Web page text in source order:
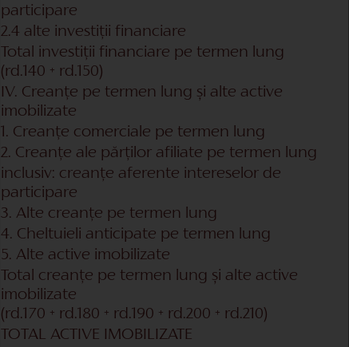
participare
2.4 alte investiții financiare
Total investiții financiare pe termen lung
(rd.140 + rd.150)
IV. Creanțe pe termen lung și alte active
imobilizate
1. Creanțe comerciale pe termen lung
2. Creanțe ale părților afiliate pe termen lung
inclusiv: creanțe aferente intereselor de
participare
3. Alte creanțe pe termen lung
4. Cheltuieli anticipate pe termen lung
5. Alte active imobilizate
Total creanțe pe termen lung și alte active
imobilizate
(rd.170 + rd.180 + rd.190 + rd.200 + rd.210)
TOTAL ACTIVE IMOBILIZATE